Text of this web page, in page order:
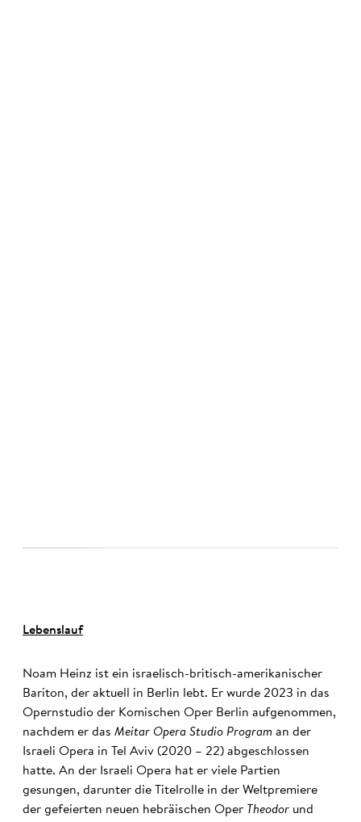
Lebenslauf
Noam Heinz ist ein israelisch-britisch-amerikanischer
Bariton, der aktuell in Berlin lebt. Er wurde 2023 in das
Opernstudio der Komischen Oper Berlin aufgenommen,
nachdem er das Meitar Opera Studio Program an der
Israeli Opera in Tel Aviv (2020 – 22) abgeschlossen
hatte. An der Israeli Opera hat er viele Partien
gesungen, darunter die Titelrolle in der Weltpremiere
der gefeierten neuen hebräischen Oper Theodor und